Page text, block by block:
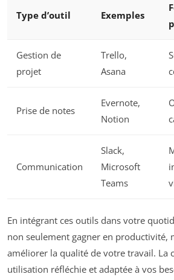
Type d’outil Exemples
Gestion de
projet
Trello,
Asana
Prise de notes
Evernote,
Notion
Communication
Slack,
Microsoft
Teams
En intégrant ces outils dans votre
non seulement gagner en productivité,
améliorer la qualité de votre travail. La
utilisation réfléchie et adaptée à vos